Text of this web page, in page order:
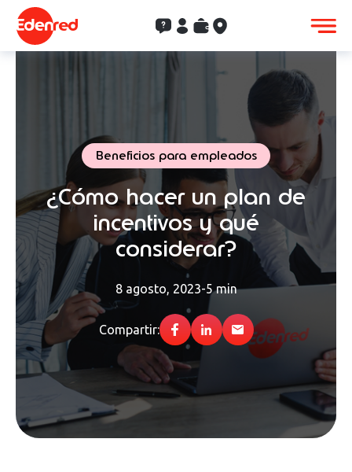
Contacto
Clientes
SaldoAceptación
Beneficios para empleados
¿Cómo hacer un plan de
incentivos y qué
considerar?
8 agosto, 2023-5 min
Compartir: